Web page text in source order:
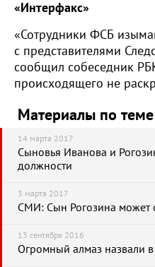
«Интерфакс»
«Сотрудники ФСБ
с представителями
сообщил собеседник
происходящего не
Материалы по теме
14 марта 2017
Сыновья Иванова и
должности
3 марта 2017
СМИ: Сын Рогозина может
13 сентября 2016
Огромный алмаз назвали в